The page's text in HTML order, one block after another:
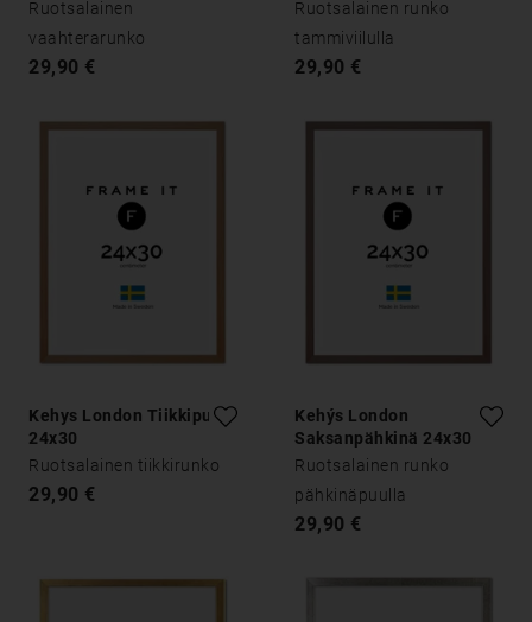
Ruotsalainen
vaahterarunko
29,90 €
Ruotsalainen runko
tammiviilulla
29,90 €
Kehys London Tiikkipuu
24x30
Ruotsalainen tiikkirunko
29,90 €
Kehýs London
Saksanpähkinä 24x30
Ruotsalainen runko
pähkinäpuulla
29,90 €